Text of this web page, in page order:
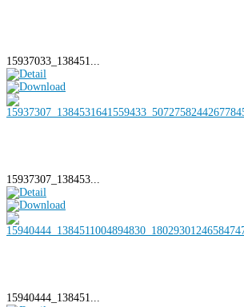
15937033_138451...
15937307_138453...
15940444_138451...